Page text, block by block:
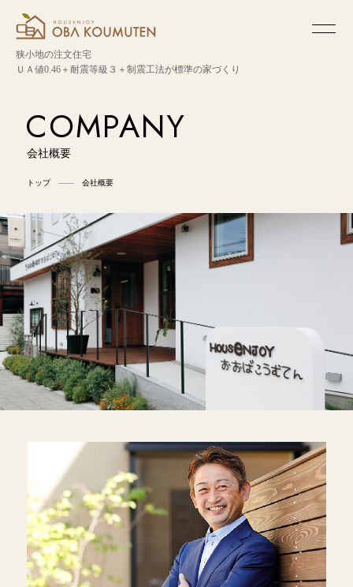
狭小地の注文住宅
ＵＡ値0.46＋耐震等級３＋制震工法が標準の家づくり
COMPANY
会社概要
トップ 会社概要